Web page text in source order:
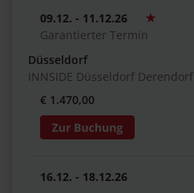
09.12. - 11.12.26
Garantierter Termin
Düsseldorf
INNSIDE Düsseldorf Derendorf
€ 1.470,00
16.12. - 18.12.26